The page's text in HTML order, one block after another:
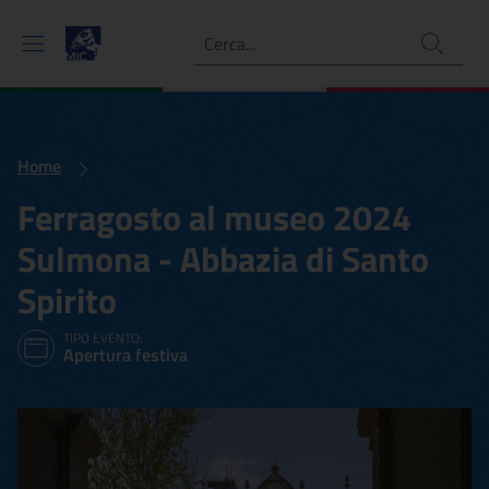
Ricerca
Home
Ferragosto al museo 2024
Sulmona - Abbazia di Santo
Spirito
TIPO EVENTO:
Apertura festiva
Ferragosto al museo